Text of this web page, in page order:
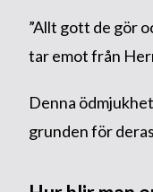
”Allt gott de gör
tar emot från
Denna
grunden för